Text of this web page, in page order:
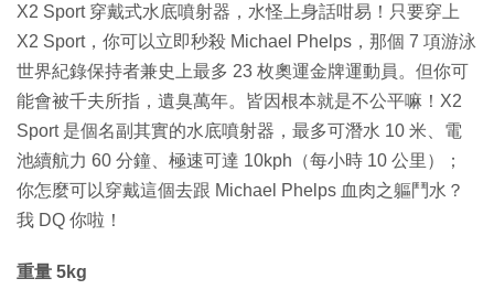
X2 Sport 穿戴式水底噴射器，水怪上身話咁易！只要穿上
X2 Sport，你可以立即秒殺 Michael Phelps，那個 7 項游泳
世界紀錄保持者兼史上最多 23 枚奧運金牌運動員。但你可
能會被千夫所指，遺臭萬年。皆因根本就是不公平嘛！X2
Sport 是個名副其實的水底噴射器，最多可潛水 10 米、電
池續航力 60 分鐘、極速可達 10kph（每小時 10 公里）；
你怎麼可以穿戴這個去跟 Michael Phelps 血肉之軀鬥水？
我 DQ 你啦！
重量 5kg